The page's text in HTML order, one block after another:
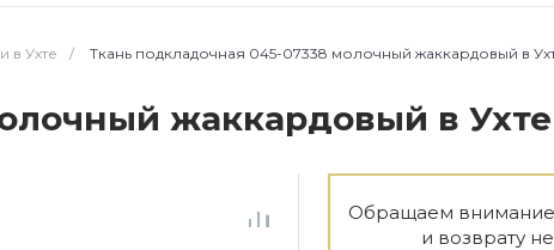
в Ухте / Ткань подкладочная 045-07338 молочный жаккардовый в
жаккардовый в Ухте
Обращаем
и возврату